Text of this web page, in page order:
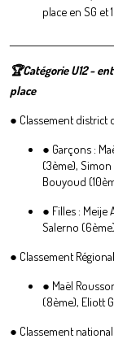
place en SG et
🏆Catégorie U12 -
place
● Classement district
● Garçons :
(3ème),
Bouyoud
● Filles : Meije
Salerno
● Classement
● Maël
(8ème), Eliott
● Classement